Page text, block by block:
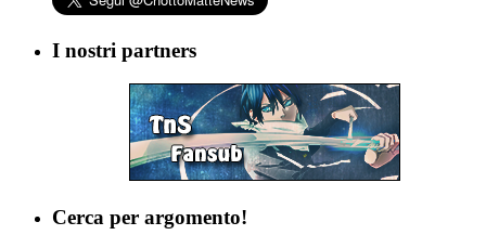
I nostri partners
Cerca per argomento!